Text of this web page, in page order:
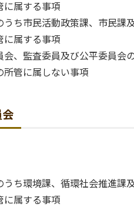
属する事項
ち市民活動政策課、市民課
属する事項
、監査委員及び公平委員会
管に属しない事項
ち環境課、循環社会推進課
属する事項